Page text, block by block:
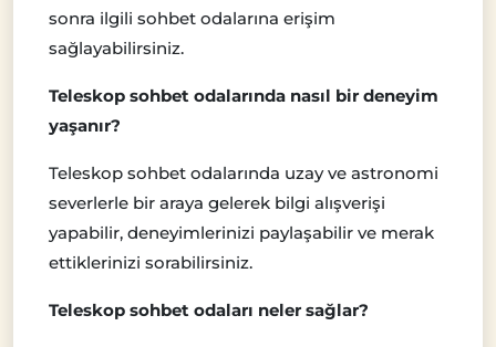
sonra ilgili sohbet odalarına erişim
sağlayabilirsiniz.
Teleskop sohbet odalarında nasıl bir deneyim
yaşanır?
Teleskop sohbet odalarında uzay ve astronomi
severlerle bir araya gelerek bilgi alışverişi
yapabilir, deneyimlerinizi paylaşabilir ve merak
ettiklerinizi sorabilirsiniz.
Teleskop sohbet odaları neler sağlar?